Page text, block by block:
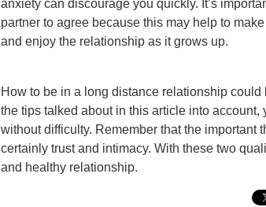
anxiety can discourage you quickly. It’s
partner to agree because this may help to
and enjoy the relationship as it grows up.
How to be in a long distance relationship
the tips talked about in this article into
without difficulty. Remember that the important
certainly trust and intimacy. With these two
and healthy relationship.